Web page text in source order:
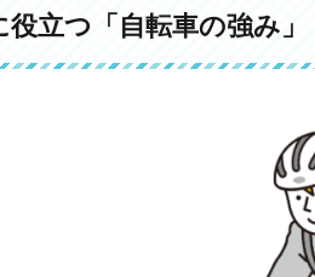
避してスムーズに移動できる
ら徒歩より圧倒的に早い
ておきたい！自転車の「選び方」
通学向けならクロスバイクやシティサイクル
立つ「自転車の強み」